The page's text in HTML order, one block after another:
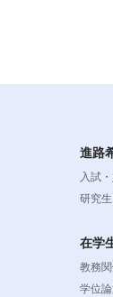
進路
入試
研究
在学
教務
学位